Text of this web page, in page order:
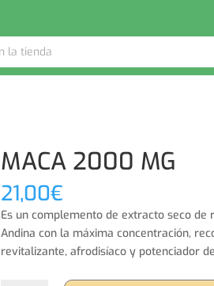
MACA 2000 MG
21,00€
Es un complemento de extracto seco de
Andina con la máxima concentración,
revitalizante, afrodisíaco y potenciador